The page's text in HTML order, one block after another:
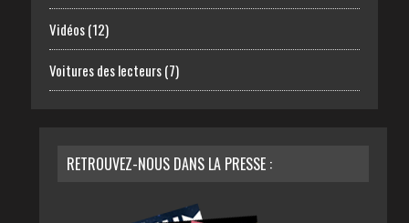
Vidéos(12)
Voitures des lecteurs(7)
RETROUVEZ-NOUS DANS LA PRESSE :